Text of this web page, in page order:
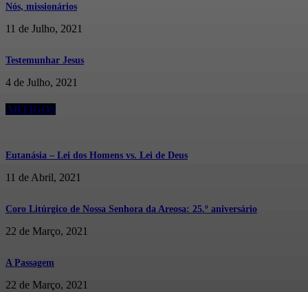
Nós, missionários
11 de Julho, 2021
Testemunhar Jesus
4 de Julho, 2021
ARTIGOS
Eutanásia – Lei dos Homens vs. Lei de Deus
11 de Abril, 2021
Coro Litúrgico de Nossa Senhora da Areosa: 25.º aniversário
22 de Março, 2021
A Passagem
22 de Março, 2021